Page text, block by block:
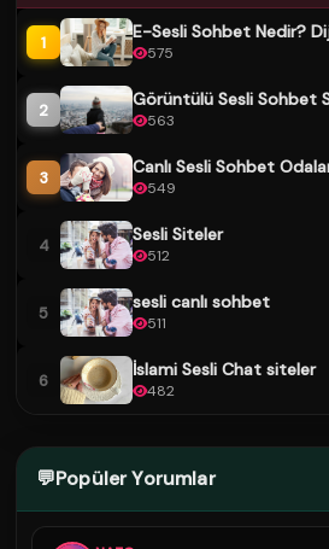
1 E-Sesli Sohbet Nedir?
575
2 Görüntülü Sesli Sohbet
563
3
549
4 Sesli Siteler
512
5 sesli canlı sohbet
511
6 İslami Sesli Chat siteler
482
💬Popüler Yorumlar